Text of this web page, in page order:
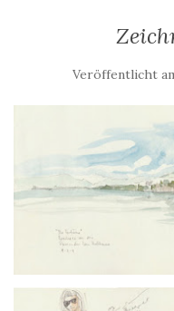
Veröffentlicht